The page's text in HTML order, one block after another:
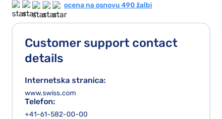
ocena na osnovu 490 žalbi
Customer support contact
details
Internetska stranica:
www.swiss.com
Telefon:
+41-61-582-00-00